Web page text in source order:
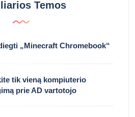
Temos
„Minecraft Chromebook“
tik vieną kompiuterio
prie AD vartotojo